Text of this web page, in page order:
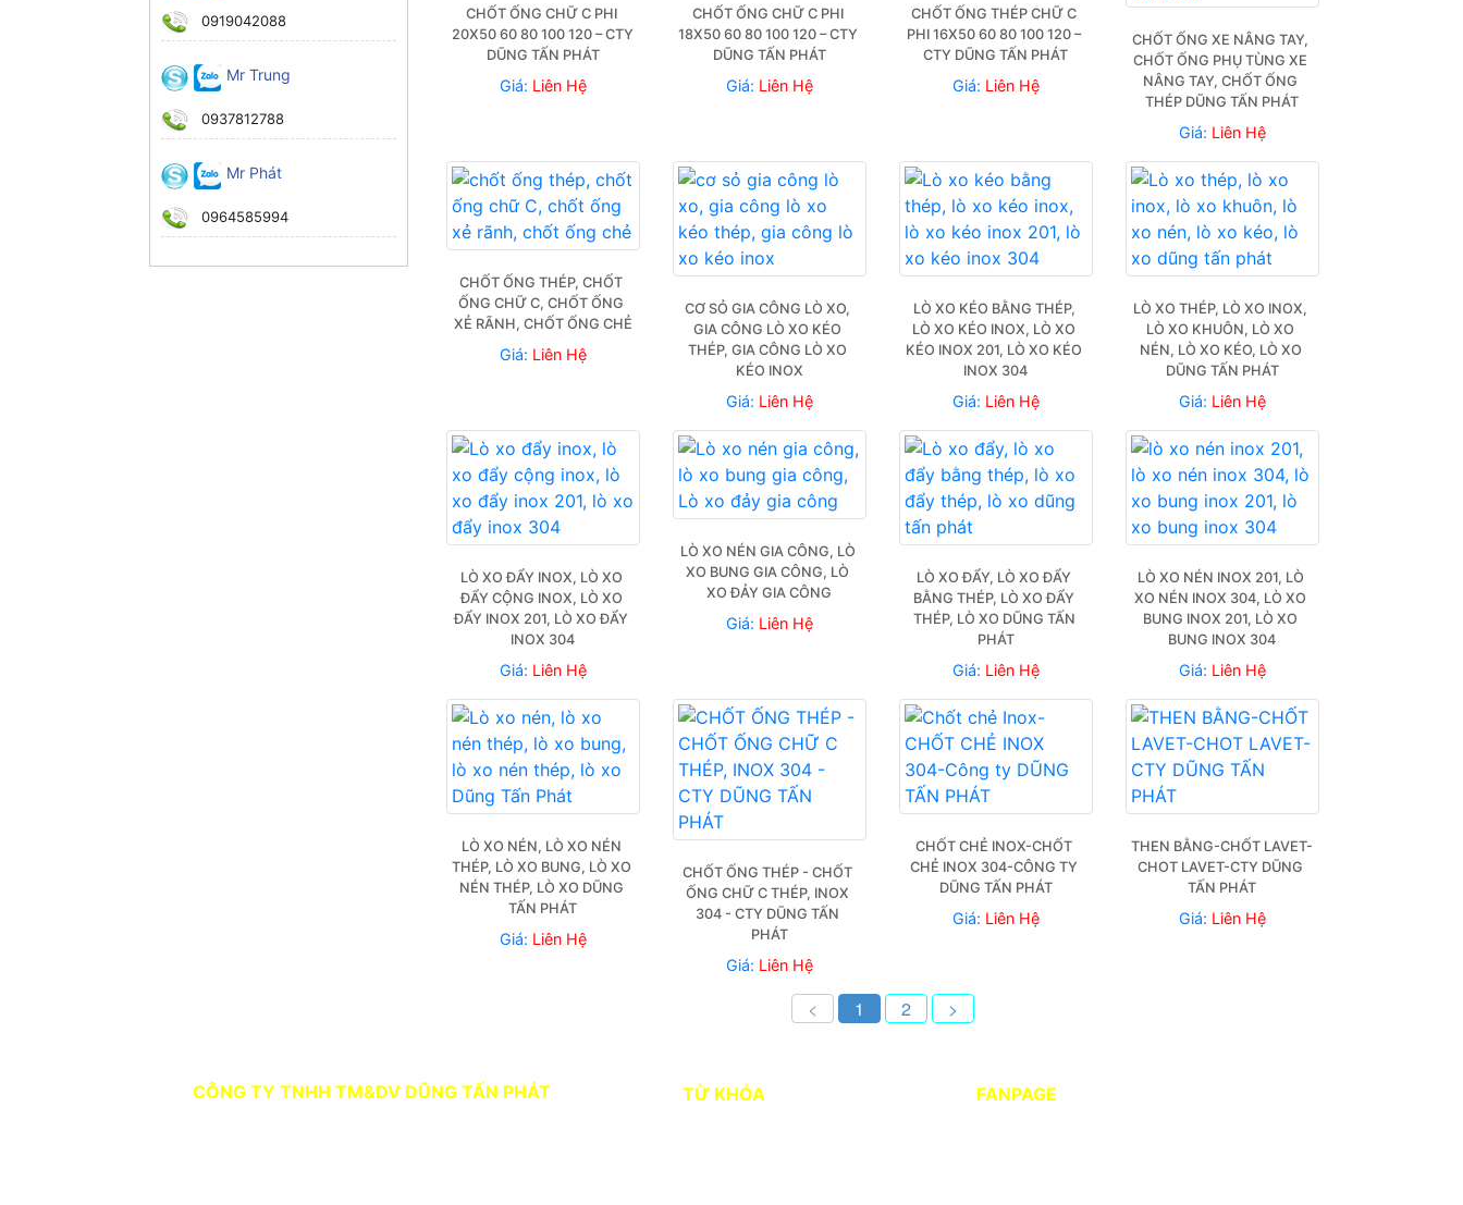
0919042088
Mr Trung
0937812788
Mr Phát
0964585994
CHỐT ỐNG CHỮ C PHI
20X50 60 80 100 120 – CTY
DŨNG TẤN PHÁT
Giá: Liên Hệ
CHỐT ỐNG CHỮ C PHI
18X50 60 80 100 120 – CTY
DŨNG TẤN PHÁT
Giá: Liên Hệ
CHỐT ỐNG THÉP CHỮ C
PHI 16X50 60 80 100 120 –
CTY DŨNG TẤN PHÁT
Giá: Liên Hệ
CHỐT ỐNG XE NÂNG TAY,
CHỐT ỐNG PHỤ TÙNG XE
NÂNG TAY, CHỐT ỐNG
THÉP DŨNG TẤN PHÁT
Giá: Liên Hệ
CHỐT ỐNG THÉP, CHỐT
ỐNG CHỮ C, CHỐT ỐNG
XẺ RÃNH, CHỐT ỐNG CHẺ
Giá: Liên Hệ
CƠ SỎ GIA CÔNG LÒ XO,
GIA CÔNG LÒ XO KÉO
THÉP, GIA CÔNG LÒ XO
KÉO INOX
Giá: Liên Hệ
LÒ XO KÉO BẰNG THÉP,
LÒ XO KÉO INOX, LÒ XO
KÉO INOX 201, LÒ XO KÉO
INOX 304
Giá: Liên Hệ
LÒ XO THÉP, LÒ XO INOX,
LÒ XO KHUÔN, LÒ XO
NÉN, LÒ XO KÉO, LÒ XO
DŨNG TẤN PHÁT
Giá: Liên Hệ
LÒ XO ĐẨY INOX, LÒ XO
ĐẨY CỘNG INOX, LÒ XO
ĐẨY INOX 201, LÒ XO ĐẨY
INOX 304
Giá: Liên Hệ
LÒ XO NÉN GIA CÔNG, LÒ
XO BUNG GIA CÔNG, LÒ
XO ĐẢY GIA CÔNG
Giá: Liên Hệ
LÒ XO ĐẨY, LÒ XO ĐẨY
BẰNG THÉP, LÒ XO ĐẨY
THÉP, LÒ XO DŨNG TẤN
PHÁT
Giá: Liên Hệ
LÒ XO NÉN INOX 201, LÒ
XO NÉN INOX 304, LÒ XO
BUNG INOX 201, LÒ XO
BUNG INOX 304
Giá: Liên Hệ
LÒ XO NÉN, LÒ XO NÉN
THÉP, LÒ XO BUNG, LÒ XO
NÉN THÉP, LÒ XO DŨNG
TẤN PHÁT
Giá: Liên Hệ
CHỐT ỐNG THÉP - CHỐT
ỐNG CHỮ C THÉP, INOX
304 - CTY DŨNG TẤN
PHÁT
Giá: Liên Hệ
CHỐT CHẺ INOX-CHỐT
CHẺ INOX 304-CÔNG TY
DŨNG TẤN PHÁT
Giá: Liên Hệ
THEN BẰNG-CHỐT LAVET-
CHOT LAVET-CTY DŨNG
TẤN PHÁT
Giá: Liên Hệ
< 1 2 >
CÔNG TY TNHH TM&DV DŨNG TẤN PHÁT
TỪ KHÓA FANPAGE